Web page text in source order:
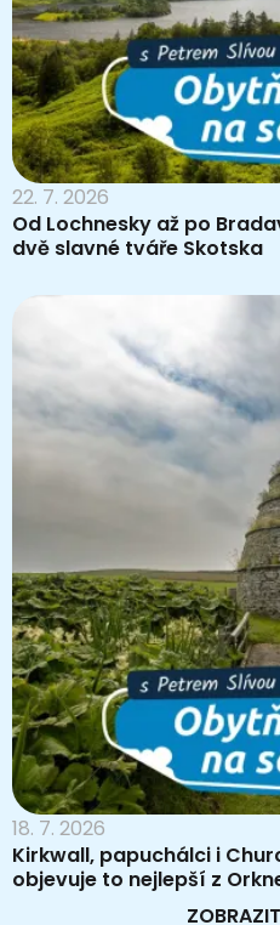
22. 7. 2026
Od Lochnesky až po
dvě slavné tváře Skotska
18. 7. 2026
Kirkwall, papuchálci i
objevuje to nejlepší z